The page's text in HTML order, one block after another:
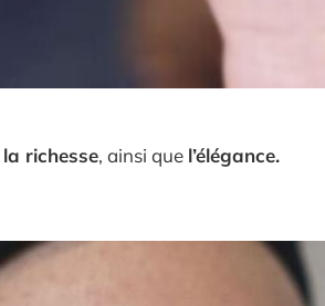
la richesse, ainsi que l’élégance.